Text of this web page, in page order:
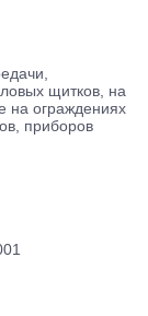
щитков, на
на ограждениях
приборов